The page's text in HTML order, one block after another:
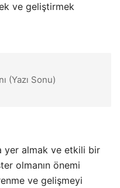
ve geliştirmek
(Yazı Sonu)
yer almak ve etkili bir
olmanın önemi
ve gelişmeyi